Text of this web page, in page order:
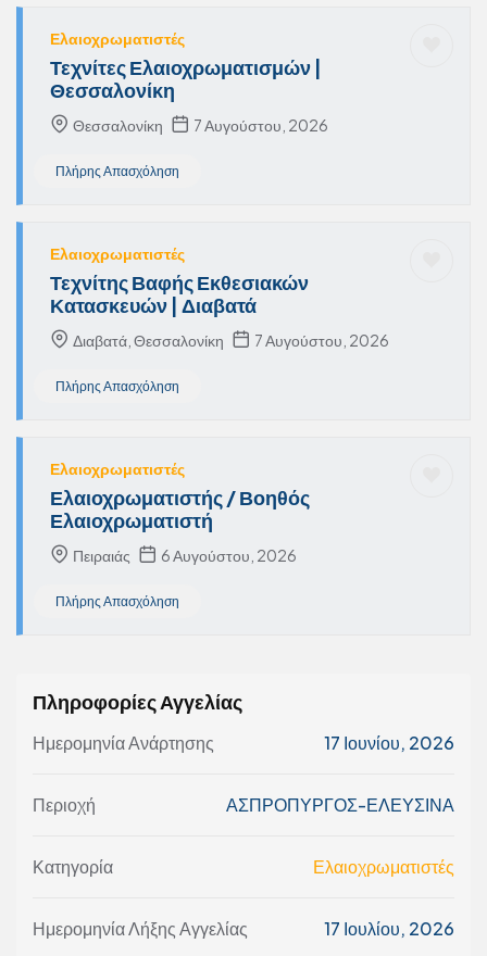
Ελαιοχρωματιστές
Τεχνίτες Ελαιοχρωματισμών |
Θεσσαλονίκη
Θεσσαλονίκη 7 Αυγούστου, 2026
Πλήρης Απασχόληση
Ελαιοχρωματιστές
Τεχνίτης Βαφής Εκθεσιακών
Κατασκευών | Διαβατά
Διαβατά, Θεσσαλονίκη 7 Αυγούστου, 2026
Πλήρης Απασχόληση
Ελαιοχρωματιστές
Ελαιοχρωματιστής / Βοηθός
Ελαιοχρωματιστή
Πειραιάς 6 Αυγούστου, 2026
Πλήρης Απασχόληση
Πληροφορίες Αγγελίας
Ημερομηνία Ανάρτησης 17 Ιουνίου, 2026
Περιοχή ΑΣΠΡΟΠΥΡΓΟΣ-ΕΛΕΥΣΙΝΑ
Κατηγορία Ελαιοχρωματιστές
Ημερομηνία Λήξης Αγγελίας 17 Ιουλίου, 2026